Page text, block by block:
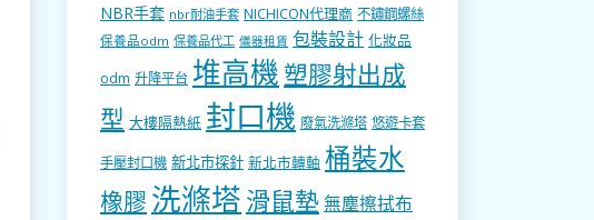
NBR手套 nbr耐油手套 NICHICON代理商 不鏽鋼螺絲
保養品odm 保養品代工 儀器租賃 包裝設計 化妝品
odm 升降平台 堆高機 塑膠射出成
型 大樓隔熱紙 封口機 廢氣洗滌塔 悠遊卡套
手壓封口機 新北市探針 新北市轉軸 桶裝水
橡膠 洗滌塔 滑鼠墊無塵擦拭布